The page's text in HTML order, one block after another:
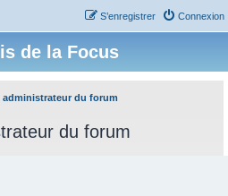
Connexion
S’enregistrer
de la Focus
administrateur du forum
du forum